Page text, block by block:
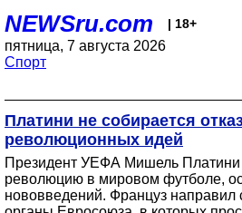
NEWSru.com | 18+
пятница, 7 августа 2026
Спорт
Платини не собирается
революционных идей
Президент УЕФА Мишель Платини
революцию в мировом футболе,
нововведений. Француз направил